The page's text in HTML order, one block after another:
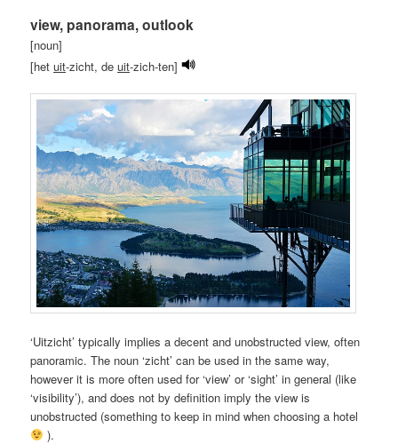
view, panorama, outlook
[noun]
[hetuit-zicht, deuit-zich-ten]
‘Uitzicht’ typically implies a decent and unobstructed view, often
panoramic. The noun ‘zicht’ can be used in the same way,
however it is more often used for ‘view’ or ‘sight’ in general (like
‘visibility’), and does not by definition imply the view is
unobstructed (something to keep in mind when choosing a hotel
).